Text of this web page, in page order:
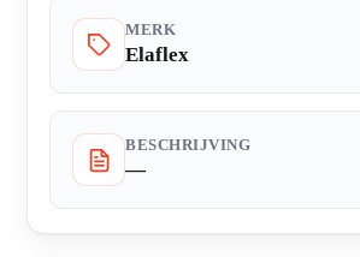
MERK
Elaflex
BESCHRIJVING
—